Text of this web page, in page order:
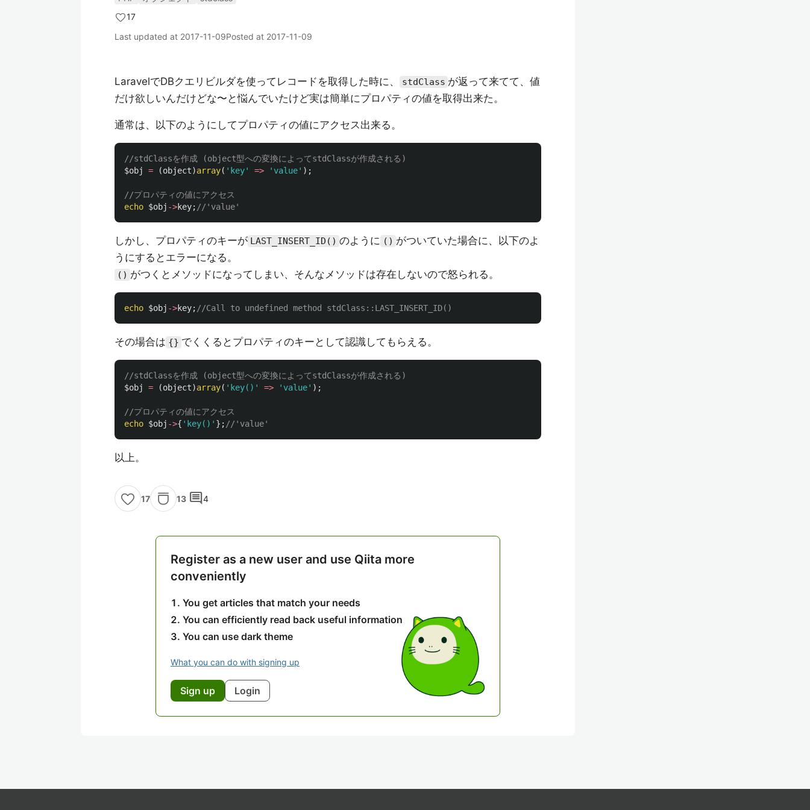
17
Last updated at 2017-11-09Posted at 2017-11-09
LaravelでDBクエリビルダを使ってレコードを取得した時に、 stdClass が返って来てて、値
だけ欲しいんだけどな〜と悩んでいたけど実は簡単にプロパティの値を取得出来た。
通常は、以下のようにしてプロパティの値にアクセス出来る。
//stdClassを作成 (object型への変換によってstdClassが作成される)
$obj
= (object)array( 'key' => 'value' );
//プロパティの値にアクセス
echo $obj ->key; //'value'
しかし、プロパティのキーが LAST_INSERT_ID() のように () がついていた場合に、以下のよ
うにするとエラーになる。
() がつくとメソッドになってしまい、そんなメソッドは存在しないので怒られる。
echo $obj ->key; //Call to undefined method stdClass::LAST_INSERT_ID()
その場合は {} でくくるとプロパティのキーとして認識してもらえる。
//stdClassを作成 (object型への変換によってstdClassが作成される)
$obj
= (object)array( 'key()' => 'value' );
//プロパティの値にアクセス
echo $obj ->{ 'key()' }; //'value'
以上。
17 13 comment4
Register as a new user and use Qiita more
conveniently
You get articles that match your needs
You can efficiently read back useful information
You can use dark theme
What you can do with signing up
Sign up Login